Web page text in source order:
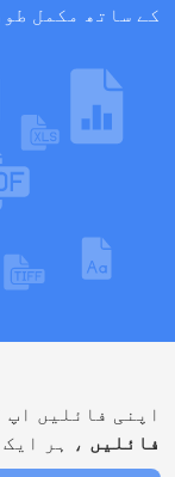
کے ساتھ مکمل
اپنی فائلیں
فائلیں ، ہر ایک